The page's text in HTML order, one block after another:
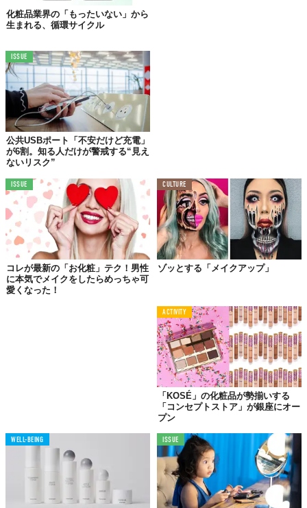
化粧品を食べ物に見立てて、とにかく破壊・破壊・破壊！
彼の手にかかれば、ツヤツヤしている高級な口紅もパスタに早変
わり。マニキュアにいたっては、瓶ごとスライス。
その化粧品は
本当に必要なもの？
キレイで美しい化粧品の裏には、ずっと何かを買い続けなければ
ならない、という消費社会の闇が潜んでいます。でも「本当に必
要なものなのだろうか？」と、彼の作品は問いかけているので
す。
化粧品業界の「もったいない」から
生まれる、循環サイクル
ISSUE
公共USBポート「不安だけど充電」
が6割。知る人だけが警戒する“見え
ないリスク”
ISSUE
コレが最新の「お化粧」テク！男性
に本気でメイクをしたらめっちゃ可
愛くなった！
CULTURE
ゾッとする「メイクアップ」
ACTIVITY
「KOSÉ」の化粧品が勢揃いする
「コンセプトストア」が銀座にオー
プン
WELL-BEING ISSUE